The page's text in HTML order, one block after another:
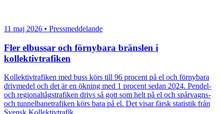
11 maj 2026 • Pressmeddelande
Fler elbussar och förnybara bränslen i
kollektivtrafiken
Kollektivtrafiken med buss körs till 96 procent på el och förnybara
drivmedel och det är en ökning med 1 procent sedan 2024. Pendel-
och regionaltågstrafiken drivs så gott som helt på el och spårvagns-
och tunnelbanetrafiken körs bara på el. Det visar färsk statistik från